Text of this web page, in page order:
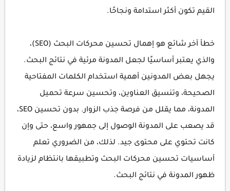
القيم تكون أكثر استدامة ونجاحًا.
خطأ آخر شائع هو إهمال تحسين محركات البحث (SEO)،
والذي يعتبر أساسيًا لجعل المدونة مرئية في نتائج البحث.
يجهل بعض المدونين أهمية استخدام الكلمات المفتاحية
الصحيحة، وتنسيق العناوين، وتحسين سرعة تحميل
المدونة، مما يقلل من فرصة جذب الزوار. بدون تحسين SEO،
قد يصعب على المدونة الوصول إلى جمهور واسع، حتى وإن
كانت تحتوي على محتوى جيد. لذلك، من الضروري تعلم
أساسيات تحسين محركات البحث وتطبيقها بانتظام لزيادة
ظهور المدونة في نتائج البحث.